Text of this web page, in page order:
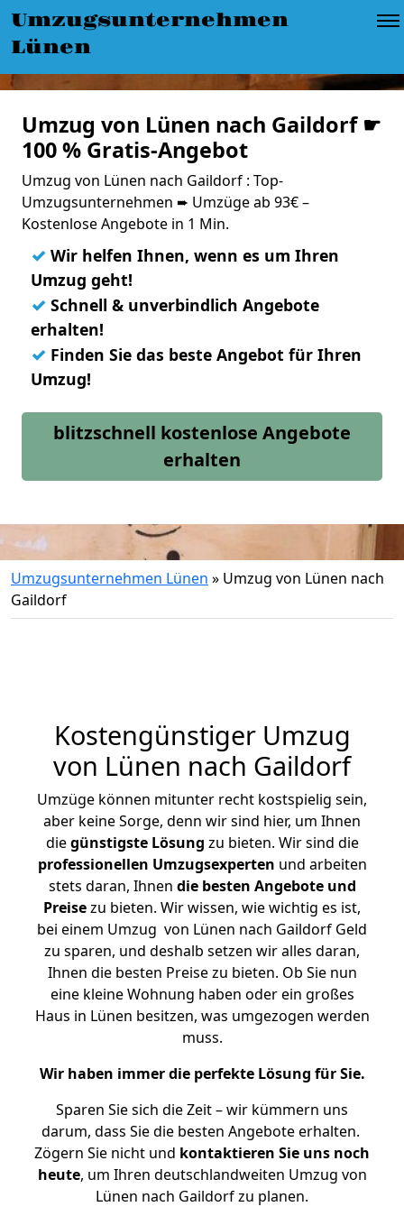
Umzugsunternehmen
Lünen
Umzug von Lünen nach Gaildorf ☛
100 % Gratis-Angebot
Umzug von Lünen nach Gaildorf : Top-
Umzugsunternehmen ➨ Umzüge ab 93€ –
Kostenlose Angebote in 1 Min.
✓ Wir helfen Ihnen, wenn es um Ihren
Umzug geht!
✓ Schnell & unverbindlich Angebote
erhalten!
✓ Finden Sie das beste Angebot für Ihren
Umzug!
blitzschnell kostenlose Angebote
erhalten
Umzugsunternehmen Lünen » Umzug von Lünen nach
Gaildorf
Kostengünstiger Umzug
von Lünen nach Gaildorf
Umzüge können mitunter recht kostspielig sein,
aber keine Sorge, denn wir sind hier, um Ihnen
diegünstigste Lösung zu bieten. Wir sind die
professionellen Umzugsexperten und arbeiten
stets daran, Ihnen die besten Angebote und
Preisezu bieten. Wir wissen, wie wichtig es ist,
bei einem Umzug von Lünen nach Gaildorf Geld
zu sparen, und deshalb setzen wir alles daran,
Ihnen die besten Preise zu bieten. Ob Sie nun
eine kleine Wohnung haben oder ein großes
Haus in Lünen besitzen, was umgezogen werden
muss.
Wir haben immer die perfekte Lösung für Sie.
Sparen Sie sich die Zeit – wir kümmern uns
darum, dass Sie die besten Angebote erhalten.
Zögern Sie nicht und kontaktieren Sie uns noch
heute, um Ihren deutschlandweiten Umzug von
Lünen nach Gaildorf zu planen.